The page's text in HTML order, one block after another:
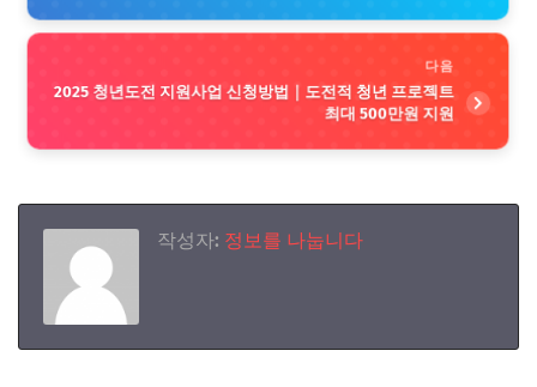
다음
2025 청년도전 지원사업 신청방법｜도전적 청년 프로젝트
최대 500만원 지원
작성자: 정보를 나눕니다